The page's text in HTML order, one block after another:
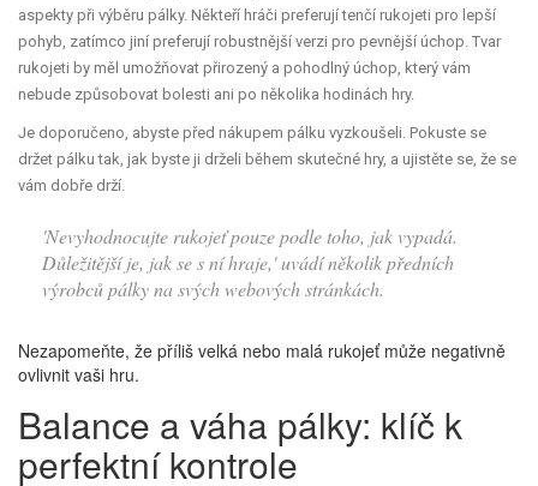
aspekty při výběru pálky. Někteří hráči preferují tenčí rukojeti pro lepší
pohyb, zatímco jiní preferují robustnější verzi pro pevnější úchop. Tvar
rukojeti by měl umožňovat přirozený a pohodlný úchop, který vám
nebude způsobovat bolesti ani po několika hodinách hry.
Je doporučeno, abyste před nákupem pálku vyzkoušeli. Pokuste se
držet pálku tak, jak byste ji drželi během skutečné hry, a ujistěte se, že se
vám dobře drží.
'Nevyhodnocujte rukojeť pouze podle toho, jak vypadá.
Důležitější je, jak se s ní hraje,' uvádí několik předních
výrobců pálky na svých webových stránkách.
Nezapomeňte, že příliš velká nebo malá rukojeť může negativně
ovlivnit vaši hru.
Balance a váha pálky: klíč k
perfektní kontrole